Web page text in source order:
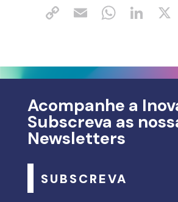
Acompanhe a
Subscreva as
Newsletters
SUBSCREVA